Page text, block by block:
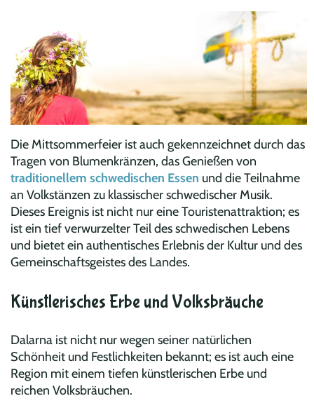
Die Mittsommerfeier ist auch gekennzeichnet durch das
Tragen von Blumenkränzen, das Genießen von
traditionellem schwedischen Essen und die Teilnahme
an Volkstänzen zu klassischer schwedischer Musik.
Dieses Ereignis ist nicht nur eine Touristenattraktion; es
ist ein tief verwurzelter Teil des schwedischen Lebens
und bietet ein authentisches Erlebnis der Kultur und des
Gemeinschaftsgeistes des Landes.
Künstlerisches Erbe und Volksbräuche
Dalarna ist nicht nur wegen seiner natürlichen
Schönheit und Festlichkeiten bekannt; es ist auch eine
Region mit einem tiefen künstlerischen Erbe und
reichen Volksbräuchen.